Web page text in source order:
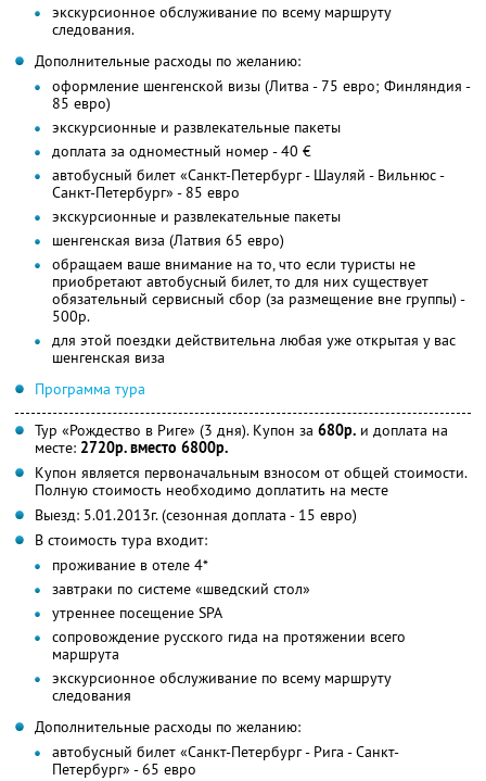
экскурсионное обслуживание по всему маршруту
следования.
Дополнительные расходы по желанию:
оформление шенгенской визы (Литва - 75 евро; Финляндия -
85 евро)
экскурсионные и развлекательные пакеты
доплата за одноместный номер - 40 €
автобусный билет «Санкт-Петербург - Шауляй - Вильнюс -
Санкт-Петербург» - 85 евро
экскурсионные и развлекательные пакеты
шенгенская виза (Латвия 65 евро)
обращаем ваше внимание на то, что если туристы не
приобретают автобусный билет, то для них существует
обязательный сервисный сбор (за размещение вне группы) -
500р.
для этой поездки действительна любая уже открытая у вас
шенгенская виза
Программа тура
Тур «Рождество в Риге» (3 дня). Купон за 680р. и доплата на
месте: 2720р. вместо 6800р.
Купон является первоначальным взносом от общей стоимости.
Полную стоимость необходимо доплатить на месте
Выезд: 5.01.2013г. (сезонная доплата - 15 евро)
В стоимость тура входит:
проживание в отеле 4*
завтраки по системе «шведский стол»
утреннее посещение SPA
сопровождение русского гида на протяжении всего
маршрута
экскурсионное обслуживание по всему маршруту
следования
Дополнительные расходы по желанию:
автобусный билет «Санкт-Петербург - Рига - Санкт-
Петербург» - 65 евро